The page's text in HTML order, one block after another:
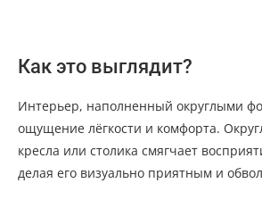
Как это выглядит?
Интерьер, наполненный округлыми
ощущение лёгкости и комфорта.
кресла или столика смягчает
делая его визуально приятным и